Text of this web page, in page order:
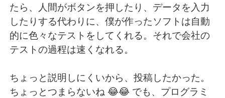
繁體中文 Español
العربية Français
Русский ไทย
たら、人間がボタンを押したり、データを入力
したりする代わりに、僕が作ったソフトは自動
的に色々なテストをしてくれる。それで会社の
テストの過程は速くなれる。
ちょっと説明しにくいから、投稿したかった。
ちょっとつまらないね 😂😂 でも、プログラミ